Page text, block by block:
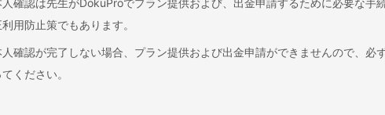
利用防止策でもあります。
人確認が完了しない場合、プラン提供および出金申請ができませんので、必
てください。